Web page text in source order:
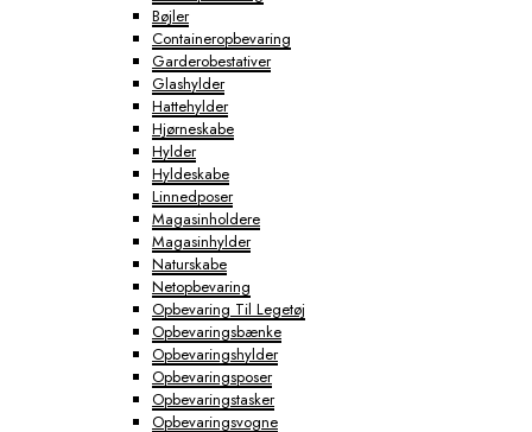
Bøjler
Containeropbevaring
Garderobestativer
Glashylder
Hattehylder
Hjørneskabe
Hylder
Hyldeskabe
Linnedposer
Magasinholdere
Magasinhylder
Naturskabe
Netopbevaring
Opbevaring Til Legetøj
Opbevaringsbænke
Opbevaringshylder
Opbevaringsposer
Opbevaringstasker
Opbevaringsvogne